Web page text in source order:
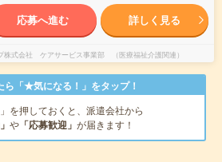
応募へ進む 詳しく見る
株式会社 ケアサービス事業部 （医療福祉介護関連）
ら「★気になる！」をタップ！
」を押しておくと、派遣会社から
や 「応募歓迎」 が届きます！